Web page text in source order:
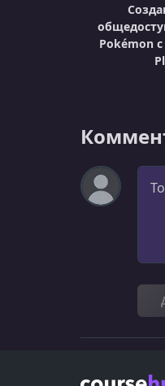
Pokémon